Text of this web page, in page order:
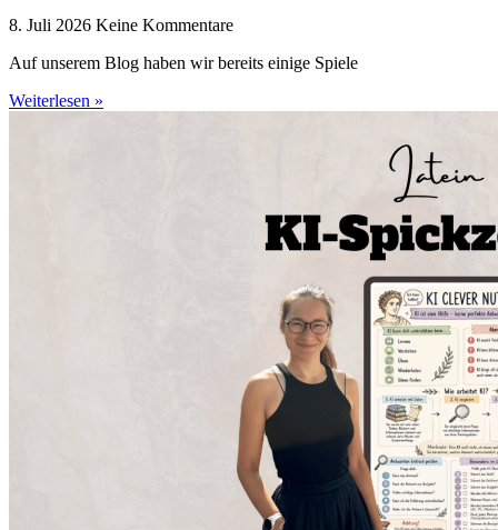
8. Juli 2026 Keine Kommentare
Auf unserem Blog haben wir bereits einige Spiele
Weiterlesen »